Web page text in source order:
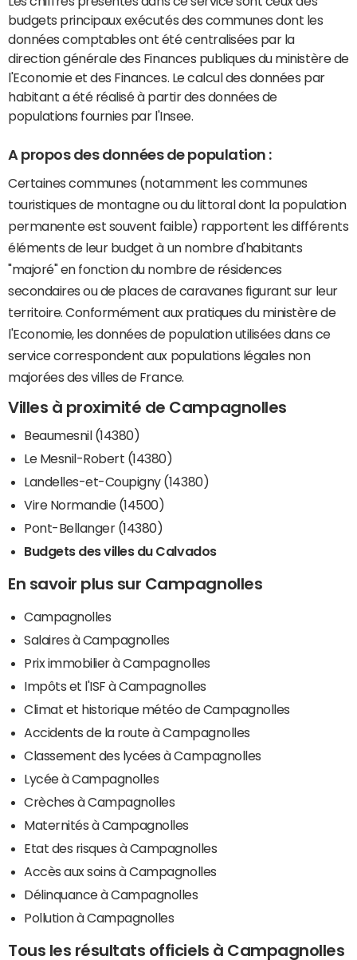
budgets principaux exécutés des communes dont les
données comptables ont été centralisées par la
direction générale des Finances publiques du ministère de
l'Economie et des Finances. Le calcul des données par
habitant a été réalisé à partir des données de
populations fournies par l'Insee.
A propos des données de population :
Certaines communes (notamment les communes
touristiques de montagne ou du littoral dont la population
permanente est souvent faible) rapportent les différents
éléments de leur budget à un nombre d'habitants
"majoré" en fonction du nombre de résidences
secondaires ou de places de caravanes figurant sur leur
territoire. Conformément aux pratiques du ministère de
l'Economie, les données de population utilisées dans ce
service correspondent aux populations légales non
majorées des villes de France.
Villes à proximité de Campagnolles
Beaumesnil (14380)
Le Mesnil-Robert (14380)
Landelles-et-Coupigny (14380)
Vire Normandie (14500)
Pont-Bellanger (14380)
Budgets des villes du Calvados
En savoir plus sur Campagnolles
Campagnolles
Salaires à Campagnolles
Prix immobilier à Campagnolles
Impôts et l'ISF à Campagnolles
Climat et historique météo de Campagnolles
Accidents de la route à Campagnolles
Classement des lycées à Campagnolles
Lycée à Campagnolles
Crèches à Campagnolles
Maternités à Campagnolles
Etat des risques à Campagnolles
Accès aux soins à Campagnolles
Délinquance à Campagnolles
Pollution à Campagnolles
Tous les résultats officiels à Campagnolles